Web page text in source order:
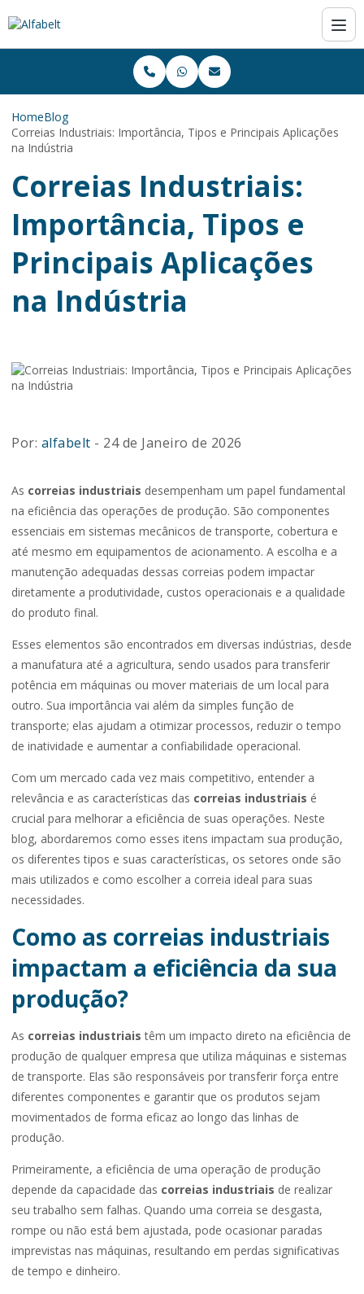
HomeBlog
Correias Industriais: Importância, Tipos e Principais Aplicações
na Indústria
Correias Industriais:
Importância, Tipos e
Principais Aplicações
na Indústria
Por: alfabelt - 24 de Janeiro de 2026
As correias industriais desempenham um papel fundamental
na eficiência das operações de produção. São componentes
essenciais em sistemas mecânicos de transporte, cobertura e
até mesmo em equipamentos de acionamento. A escolha e a
manutenção adequadas dessas correias podem impactar
diretamente a produtividade, custos operacionais e a qualidade
do produto final.
Esses elementos são encontrados em diversas indústrias, desde
a manufatura até a agricultura, sendo usados para transferir
potência em máquinas ou mover materiais de um local para
outro. Sua importância vai além da simples função de
transporte; elas ajudam a otimizar processos, reduzir o tempo
de inatividade e aumentar a confiabilidade operacional.
Com um mercado cada vez mais competitivo, entender a
relevância e as características das correias industriais é
crucial para melhorar a eficiência de suas operações. Neste
blog, abordaremos como esses itens impactam sua produção,
os diferentes tipos e suas características, os setores onde são
mais utilizados e como escolher a correia ideal para suas
necessidades.
Como as correias industriais
impactam a eficiência da sua
produção?
As correias industriais têm um impacto direto na eficiência de
produção de qualquer empresa que utiliza máquinas e sistemas
de transporte. Elas são responsáveis por transferir força entre
diferentes componentes e garantir que os produtos sejam
movimentados de forma eficaz ao longo das linhas de
produção.
Primeiramente, a eficiência de uma operação de produção
depende da capacidade das correias industriais de realizar
seu trabalho sem falhas. Quando uma correia se desgasta,
rompe ou não está bem ajustada, pode ocasionar paradas
imprevistas nas máquinas, resultando em perdas significativas
de tempo e dinheiro.